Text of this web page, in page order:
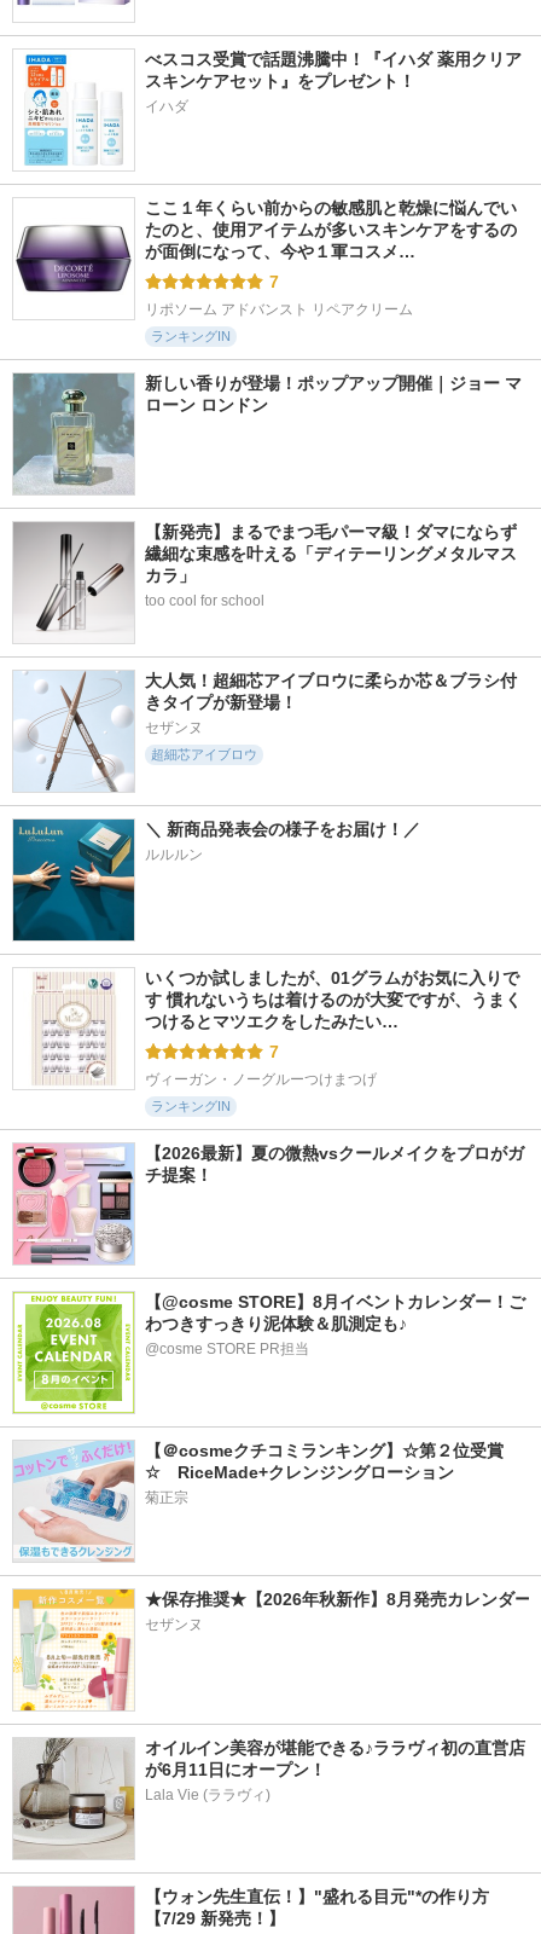
べスコス受賞で話題沸騰中！『イハダ 薬用クリア
スキンケアセット』をプレゼント！
イハダ
ここ１年くらい前からの敏感肌と乾燥に悩んでい
たのと、使用アイテムが多いスキンケアをするの
が面倒になって、今や１軍コスメ…
7
リポソーム アドバンスト リペアクリーム
ランキングIN
新しい香りが登場！ポップアップ開催｜ジョー マ
ローン ロンドン
【新発売】まるでまつ毛パーマ級！ダマにならず
繊細な束感を叶える「ディテーリングメタルマス
カラ」
too cool for school
大人気！超細芯アイブロウに柔らか芯＆ブラシ付
きタイプが新登場！
セザンヌ
超細芯アイブロウ
＼ 新商品発表会の様子をお届け！／
ルルルン
いくつか試しましたが、01グラムがお気に入りで
す 慣れないうちは着けるのが大変ですが、うまく
つけるとマツエクをしたみたい…
7
ヴィーガン・ノーグルーつけまつげ
ランキングIN
【2026最新】夏の微熱vsクールメイクをプロがガ
チ提案！
【@cosme STORE】8月イベントカレンダー！ご
わつきすっきり泥体験＆肌測定も♪
@cosme STORE PR担当
【＠cosmeクチコミランキング】☆第２位受賞
☆　RiceMade+クレンジングローション
菊正宗
★保存推奨★【2026年秋新作】8月発売カレンダー
セザンヌ
オイルイン美容が堪能できる♪ララヴィ初の直営店
が6月11日にオープン！
Lala Vie (ララヴィ)
【ウォン先生直伝！】"盛れる目元"*の作り方
【7/29 新発売！】